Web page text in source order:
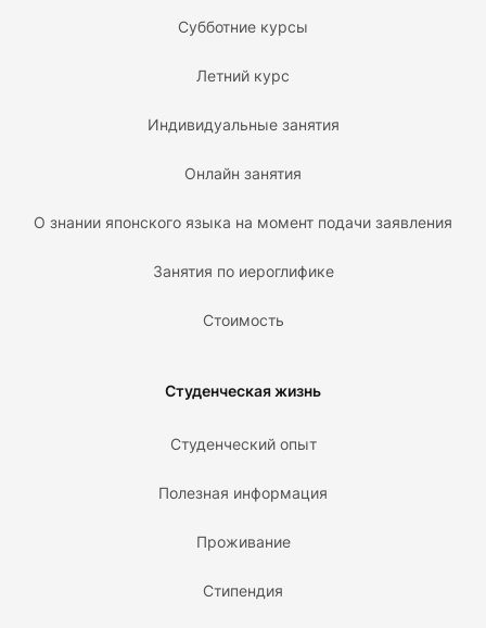
Субботние курсы
Летний курс
Индивидуальные занятия
Онлайн занятия
О знании японского языка на момент подачи заявления
Занятия по иероглифике
Стоимость
Студенческая жизнь
Студенческий опыт
Полезная информация
Проживание
Стипендия